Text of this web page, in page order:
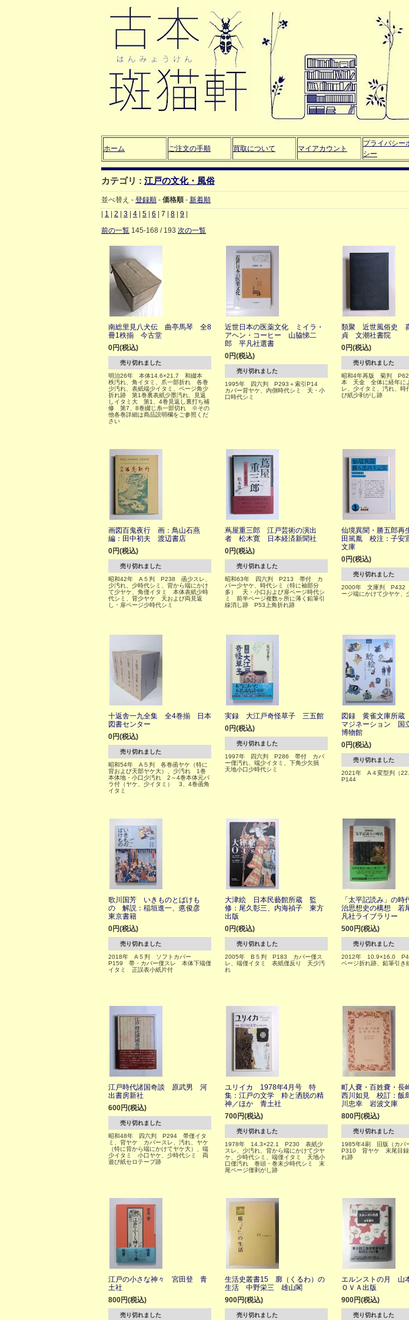
ホーム ご注文の手順 買取について マイアカウント
プライバシー
シー
カテゴリ : 江戸の文化・風俗
並べ替え - 登録順 - 価格順 - 新着順
1 2 3 4 5 6 7 8 9
前の一覧 145-168 / 193 次の一覧
南総里見八犬伝 曲亭馬琴 全8
冊1秩揃 今古堂
0円(税込)
売り切れました
明治26年 本体14.6×21.7 和綴本
秩汚れ、角イタミ、爪一部折れ 各巻
少汚れ、表紙端少イタミ、ページ角少
折れ跡 第1巻裏表紙少墨汚れ、見返
しイタミ大 第1、4巻見返し裏打ち補
修 第7、8巻綴じ糸一部切れ ※その
他各巻詳細は商品説明欄をご参照くだ
さい
近世日本の医薬文化 ミイラ・
アヘン・コーヒー 山脇悌二
郎 平凡社選書
0円(税込)
売り切れました
1995年 四六判 P293＋索引P14
カバー背ヤケ、内側時代シミ 天・小
口時代シミ
類聚 近世風俗史
貞 文潮社書院
0円(税込)
売り切れました
昭和4年再版 菊判
本 天金 全体に経年に
レ、少イタミ、汚れ、
び紙少剥がし跡
画図百鬼夜行 画：鳥山石燕
編：田中初夫 渡辺書店
0円(税込)
売り切れました
昭和42年 A５判 P238 函少スレ、
少汚れ、少時代シミ、背から端にかけ
て少ヤケ、角僅イタミ 本体表紙少時
代シミ、背少ヤケ 天および両見返
し・扉ページ少時代シミ
蔦屋重三郎 江戸芸術の演出
者 松木寛 日本経済新聞社
0円(税込)
売り切れました
昭和63年 四六判 P213 帯付 カ
バー少ヤケ、時代シミ（特に袖部分
多） 天・小口および扉ページ時代シ
ミ 前半ページ複数ヶ所に薄く鉛筆引
線消し跡 P53上角折れ跡
仙境異聞・勝五郎
田篤胤 校注：子安
文庫
0円(税込)
売り切れました
2000年 文庫判 P432
ージ端にかけて少ヤケ、
十返舎一九全集 全4巻揃 日本
図書センター
0円(税込)
売り切れました
昭和54年 A５判 各巻函ヤケ（特に
背および天部ヤケ大）、少汚れ 1巻
本体地・小口少汚れ 2～4巻本体元パ
ラ付（ヤケ、少イタミ） 3、4巻函角
イタミ
実録 大江戸奇怪草子 三五館
0円(税込)
売り切れました
1997年 四六判 P286 帯付 カバ
ー僅汚れ、端少イタミ、下角少欠損
天地小口少時代シミ
図録 黄雀文庫所蔵
マジネーション 国
博物館
0円(税込)
売り切れました
2021年 A４変型判（
P144
歌川国芳 いきものとばけも
の 解説：稲垣進一、悳俊彦
東京書籍
0円(税込)
売り切れました
2018年 A５判 ソフトカバー
P159 帯・カバー僅スレ 本体下端僅
イタミ 正誤表小紙片付
大津絵 日本民藝館所蔵 監
修：尾久彰三、内海禎子 東方
出版
0円(税込)
売り切れました
2005年 B５判 P183 カバー僅ス
レ、端僅イタミ 表紙僅反り 天少汚
れ
「太平記読み」の
治思想史の構想 若
凡社ライブラリー
500円(税込)
売り切れました
2012年 10.9×16.0
ページ折れ跡、鉛筆引き
江戸時代諸国奇談 原武男 河
出書房新社
600円(税込)
売り切れました
昭和48年 四六判 P294 帯僅イタ
ミ、背ヤケ カバースレ、汚れ、ヤケ
（特に背から端にかけてヤケ大）、端
少イタミ 小口ヤケ、少時代シミ 両
遊び紙セロテープ跡
ユリイカ 1978年4月号 特
集：江戸の文学 粋と洒脱の精
神／ほか 青土社
700円(税込)
売り切れました
1978年 14.3×22.1 P230 表紙少
スレ、少汚れ、背から端にかけて少ヤ
ケ、少時代シミ、端僅イタミ 天地小
口僅汚れ 巻頭・巻末少時代シミ 末
尾ページ僅剥がし跡
町人嚢・百姓嚢・長
西川如見 校訂：飯
川忠幸 岩波文庫
800円(税込)
売り切れました
1985年4刷 旧版（カバ
P310 背ヤケ 末尾目録
れ跡
江戸の小さな神々 宮田登 青
土社
800円(税込)
売り切れました
生活史叢書15 廓（くるわ）の
生活 中野栄三 雄山閣
900円(税込)
売り切れました
エルンストの月 山
ＯＶＡ出版
900円(税込)
売り切れました